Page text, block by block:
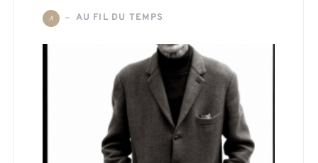
A AU FIL DU TEMPS